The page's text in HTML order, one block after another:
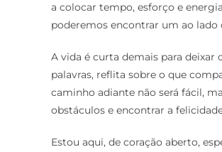
a colocar tempo, esforço e
poderemos encontrar um ao lado
A vida é curta demais para deixar
palavras, reflita sobre o que
caminho adiante não será fácil,
obstáculos e encontrar a
Estou aqui, de coração aberto,